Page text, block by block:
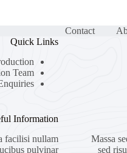
Contact
Massa
sed
Quick Links
Team
Information
facilisi nullam
pulvinar